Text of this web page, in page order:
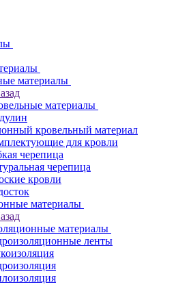
материалы
материалы
кровельный материал
для кровли
черепица
черепица
кровли
материалы
материалы
ленты